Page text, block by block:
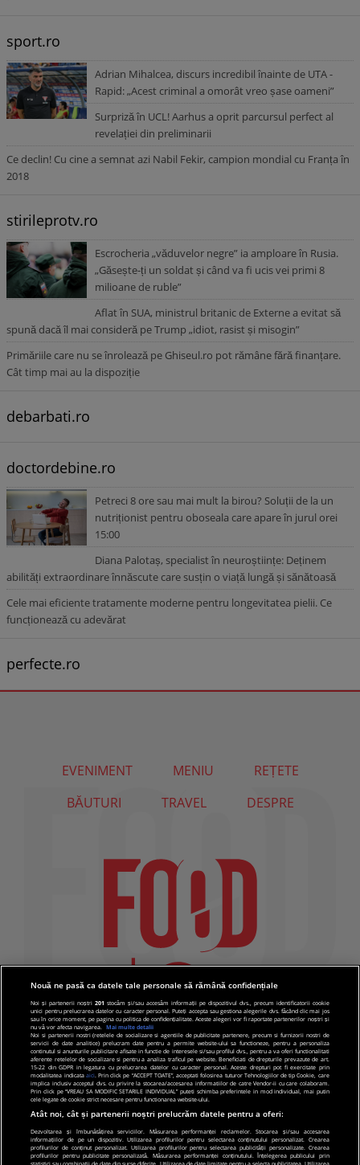
sport.ro
Adrian Mihalcea, discurs incredibil înainte de UTA -
Rapid: „Acest criminal a omorât vreo șase oameni”
Surpriză în UCL! Aarhus a oprit parcursul perfect al
revelației din preliminarii
Ce declin! Cu cine a semnat azi Nabil Fekir, campion mondial cu Franța în
2018
stirileprotv.ro
Escrocheria „văduvelor negre” ia amploare în Rusia.
„Găsește-ți un soldat și când va fi ucis vei primi 8
milioane de ruble”
Aflat în SUA, ministrul britanic de Externe a evitat să
spună dacă îl mai consideră pe Trump „idiot, rasist și misogin”
Primăriile care nu se înrolează pe Ghiseul.ro pot rămâne fără finanțare.
Cât timp mai au la dispoziție
debarbati.ro
doctordebine.ro
Petreci 8 ore sau mai mult la birou? Soluții de la un
nutriționist pentru oboseala care apare în jurul orei
15:00
Diana Palotaș, specialist în neuroștiințe: Deținem
abilități extraordinare înnăscute care susțin o viață lungă și sănătoasă
Cele mai eficiente tratamente moderne pentru longevitatea pielii. Ce
funcționează cu adevărat
perfecte.ro
EVENIMENT MENIU
REȚETE
BĂUTURI
TRAVEL DESPRE
© 2019 PRO TV S.R.L |Politica de Cookie|Politica
de confidentialitate
Nouă ne pasă ca datele tale personale să rămână confidențiale
Noi și partenerii noștri201 stocăm și/sau accesăm informații pe dispozitivul dvs., precum identificatorii cookie
unici pentru prelucrarea datelor cu caracter personal. Puteți accepta sau gestiona alegerile dvs. făcând clic mai jos
sau în orice moment, pe pagina cu politica de confidențialitate. Aceste alegeri vor fi raportate partenerilor noștri și
nu vă vor afecta navigarea.
Mai multe detalii
Noi si partenerii nostri (retelele de socializare si agentiile de publicitate partenere, precum si furnizorii nostri de
servicii de date analitice) prelucram date pentru a permite website-ului sa functioneze, pentru a personaliza
continutul si anunturile publicitare afisate in functie de interesele si/sau profilul dvs., pentru a va oferi functionalitati
aferente retelelor de socializare si pentru a analiza traficul pe website. Beneficiati de drepturile prevazute de art.
15-22 din GDPR in legatura cu prelucrarea datelor cu caracter personal. Aceste drepturi pot fi exercitate prin
modalitatea indicata aici. Prin click pe “ACCEPT TOATE”, acceptati folosirea tuturor Tehnologiilor de tip Cookie, care
implica inclusiv acceptul dvs. cu privire la stocarea/accesarea informatiilor de catre Vendor-ii cu care colaboram.
Prin click pe “VREAU SA MODIFIC SETARILE INDIVIDUAL” puteti schimba preferintele in mod individual, mai putin
cele legate de cookie strict necesare pentru functionarea website-ului.
Atât noi, cât și partenerii noștri prelucrăm datele pentru a oferi:
Dezvoltarea și îmbunătățirea serviciilor. Măsurarea performanței reclamelor. Stocarea și/sau accesarea
informațiilor de pe un dispozitiv. Utilizarea profilurilor pentru selectarea conținutului personalizat. Crearea
profilurilor de conținut personalizat. Utilizarea profilurilor pentru selectarea publicității personalizate. Crearea
profilurilor pentru publicitate personalizată. Măsurarea performanței conținutului. Înțelegerea publicului prin
statistici sau combinații de date din surse diferite. Utilizarea de date limitate pentru a selecta publicitatea. Utilizarea